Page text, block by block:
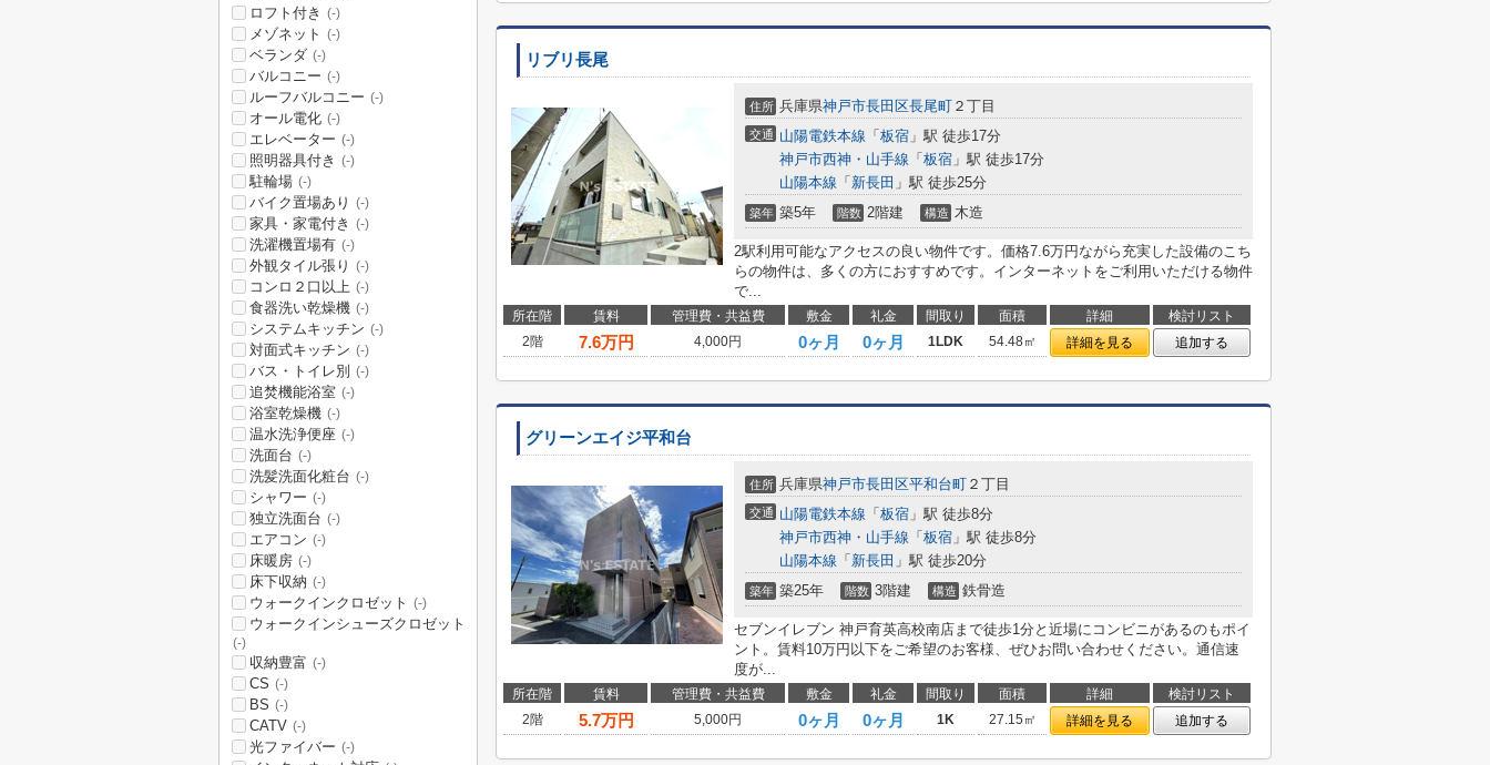
リブリ長尾
住所 兵庫県神戸市長田区長尾町 ２丁目
交通 山陽電鉄本線 「 板宿 」駅 徒歩17分
神戸市西神・山手線 「 板宿 」駅 徒歩17分
山陽本線 「 新長田 」駅 徒歩25分
築年 築5年 階数 2階建 構造 木造
2駅利用可能なアクセスの良い物件です。価格7.6万円ながら充実した設備のこち
らの物件は、多くの方におすすめです。インターネットをご利用いただける物件
で...
所在階 賃料 管理費・共益費 敷金 礼金 間取り 面積 詳細
検討リスト
2階
7.6万円 4,000円 0ヶ月 0ヶ月 1LDK 54.48㎡ 詳細を見る 追加する
グリーンエイジ平和台
住所 兵庫県神戸市長田区平和台町 ２丁目
交通 山陽電鉄本線 「 板宿 」駅 徒歩8分
神戸市西神・山手線 「 板宿 」駅 徒歩8分
山陽本線 「 新長田 」駅 徒歩20分
築年 築25年 階数 3階建 構造 鉄骨造
セブンイレブン 神戸育英高校南店まで徒歩1分と近場にコンビニがあるのもポイ
ント。賃料10万円以下をご希望のお客様、ぜひお問い合わせください。通信速
度が...
所在階 賃料 管理費・共益費 敷金 礼金 間取り 面積 詳細
検討リスト
2階
5.7万円 5,000円 0ヶ月 0ヶ月 1K 27.15㎡ 詳細を見る 追加する
ロフト付き (-)
メゾネット (-)
ベランダ (-)
バルコニー (-)
ルーフバルコニー (-)
オール電化 (-)
エレベーター (-)
照明器具付き (-)
駐輪場 (-)
バイク置場あり (-)
家具・家電付き (-)
洗濯機置場有 (-)
外観タイル張り (-)
コンロ２口以上 (-)
食器洗い乾燥機 (-)
システムキッチン (-)
対面式キッチン (-)
バス・トイレ別 (-)
追焚機能浴室 (-)
浴室乾燥機 (-)
温水洗浄便座 (-)
洗面台 (-)
洗髪洗面化粧台 (-)
シャワー (-)
独立洗面台 (-)
エアコン (-)
床暖房 (-)
床下収納 (-)
ウォークインクロゼット (-)
ウォークインシューズクロゼット
(-)
収納豊富 (-)
CS (-)
BS (-)
CATV (-)
光ファイバー (-)